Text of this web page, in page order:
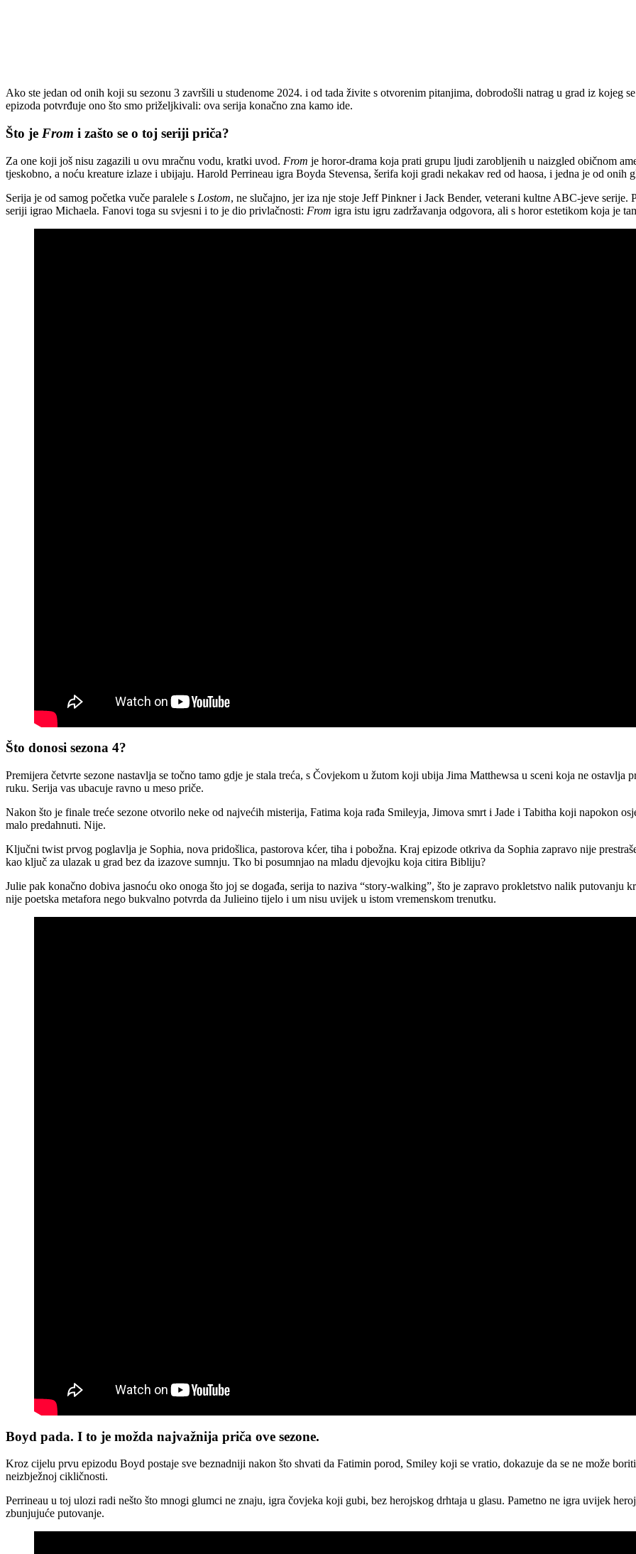
Ako ste jedan od onih koji su sezonu 3 završili u studenome 2024. i od tada živite s otvorenim pitanjima, dobrodošli natrag u grad iz kojeg
epizoda potvrđuje ono što smo priželjkivali: ova serija konačno zna kamo ide.
Što je From i zašto se o toj seriji priča?
Za one koji još nisu zagazili u ovu mračnu vodu, kratki uvod. From je horor-drama koja prati grupu ljudi zarobljenih u naizgled običnom
tjeskobno, a noću kreature izlaze i ubijaju. Harold Perrineau igra Boyda Stevensa, šerifa koji gradi nekakav red od haosa, i jedna je od
Serija je od samog početka vuče paralele s Lostom, ne slučajno, jer iza nje stoje Jeff Pinkner i Jack Bender, veterani kultne ABC-jeve serije.
seriji igrao Michaela. Fanovi toga su svjesni i to je dio privlačnosti: From igra istu igru zadržavanja odgovora, ali s horor estetikom koja je
Što donosi sezona 4?
Premijera četvrte sezone nastavlja se točno tamo gdje je stala treća, s Čovjekom u žutom koji ubija Jima Matthewsa u sceni koja ne
ruku. Serija vas ubacuje ravno u meso priče.
Nakon što je finale treće sezone otvorilo neke od najvećih misterija, Fatima koja rađa Smileyja, Jimova smrt i Jade i Tabitha koji napokon
malo predahnuti. Nije.
Ključni twist prvog poglavlja je Sophia, nova pridošlica, pastorova kćer, tiha i pobožna. Kraj epizode otkriva da Sophia zapravo nije
kao ključ za ulazak u grad bez da izazove sumnju. Tko bi posumnjao na mladu djevojku koja citira Bibliju?
Julie pak konačno dobiva jasnoću oko onoga što joj se događa, serija to naziva “story-walking”, što je zapravo prokletstvo nalik putovanju
nije poetska metafora nego bukvalno potvrda da Julieino tijelo i um nisu uvijek u istom vremenskom trenutku.
Boyd pada. I to je možda najvažnija priča ove sezone.
Kroz cijelu prvu epizodu Boyd postaje sve beznadniji nakon što shvati da Fatimin porod, Smiley koji se vratio, dokazuje da se ne može
neizbježnoj cikličnosti.
Perrineau u toj ulozi radi nešto što mnogi glumci ne znaju, igra čovjeka koji gubi, bez herojskog drhtaja u glasu. Pametno ne igra uvijek
zbunjujuće putovanje.